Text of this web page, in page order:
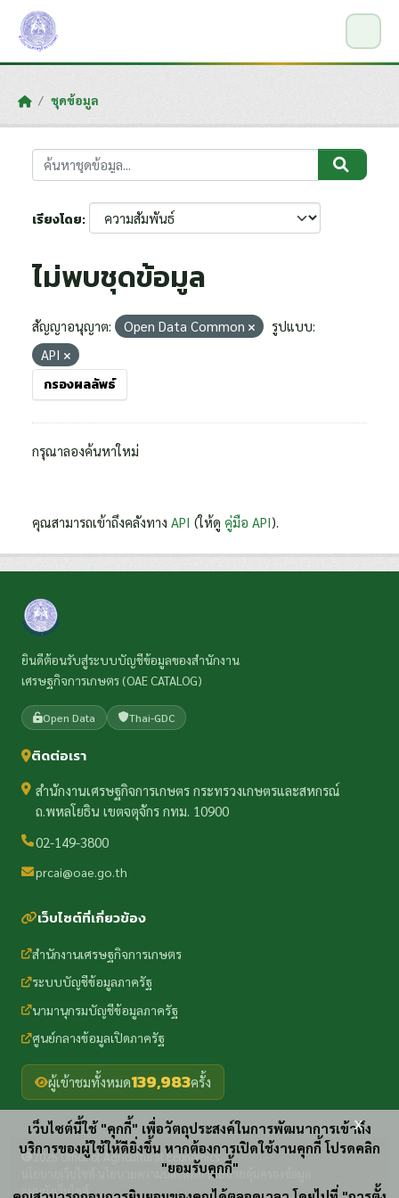
Skip to main content
ชุดข้อมูล
เรียงโดย
ไม่พบชุดข้อมูล
สัญญาอนุญาต: Open Data Common
รูปแบบ:
API
กรองผลลัพธ์
กรุณาลองค้นหาใหม่
คุณสามารถเข้าถึงคลังทาง API (ให้ดู คู่มือ API).
ยินดีต้อนรับสู่ระบบบัญชีข้อมูลของสำนักงาน
เศรษฐกิจการเกษตร (OAE CATALOG)
Open Data Thai-GDC
ติดต่อเรา
สำนักงานเศรษฐกิจการเกษตร กระทรวงเกษตรและสหกรณ์
ถ.พหลโยธิน เขตจตุจักร กทม. 10900
02-149-3800
prcai@oae.go.th
เว็บไซต์ที่เกี่ยวข้อง
สำนักงานเศรษฐกิจการเกษตร
ระบบบัญชีข้อมูลภาครัฐ
นามานุกรมบัญชีข้อมูลภาครัฐ
ศูนย์กลางข้อมูลเปิดภาครัฐ
ผู้เข้าชมทั้งหมด139,983ครั้ง
2025 Office of Agricultural Economics
นโยบายความปลอดภัย·นโยบายคุ้มครองข้อมูล
แผนผังเว็บไซต์
เว็บไซต์นี้ใช้ "คุกกี้" เพื่อวัตถุประสงค์ในการพัฒนาการเข้าถึง
บริการของผู้ใช้ให้ดียิ่งขึ้น หากต้องการเปิดใช้งานคุกกี้ โปรดคลิก
"ยอมรับคุกกี้"
x